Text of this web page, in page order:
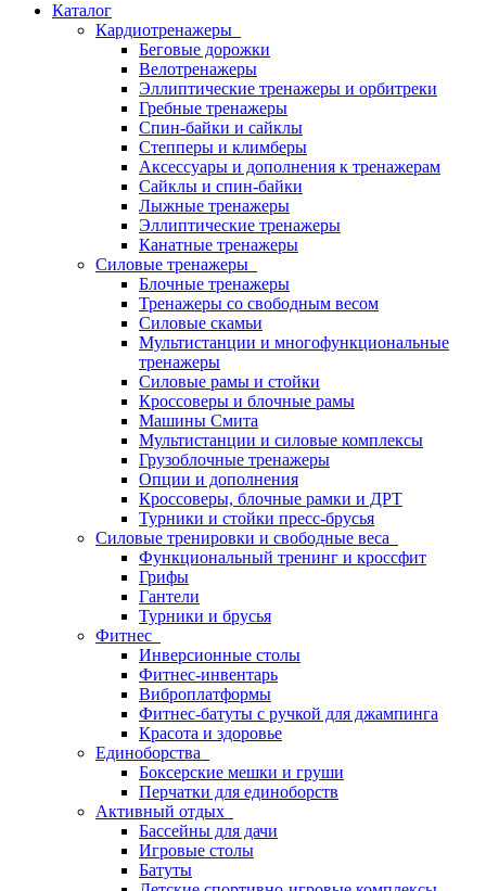
Каталог
Кардиотренажеры
Беговые дорожки
Велотренажеры
Эллиптические тренажеры и орбитреки
Гребные тренажеры
Спин-байки и сайклы
Степперы и климберы
Аксессуары и дополнения к тренажерам
Сайклы и спин-байки
Лыжные тренажеры
Эллиптические тренажеры
Канатные тренажеры
Силовые тренажеры
Блочные тренажеры
Тренажеры со свободным весом
Силовые скамьи
Мультистанции и многофункциональные
тренажеры
Силовые рамы и стойки
Кроссоверы и блочные рамы
Машины Смита
Мультистанции и силовые комплексы
Грузоблочные тренажеры
Опции и дополнения
Кроссоверы, блочные рамки и ДРТ
Турники и стойки пресс-брусья
Силовые тренировки и свободные веса
Функциональный тренинг и кроссфит
Грифы
Гантели
Турники и брусья
Фитнес
Инверсионные столы
Фитнес-инвентарь
Виброплатформы
Фитнес-батуты с ручкой для джампинга
Красота и здоровье
Единоборства
Боксерские мешки и груши
Перчатки для единоборств
Активный отдых
Бассейны для дачи
Игровые столы
Батуты